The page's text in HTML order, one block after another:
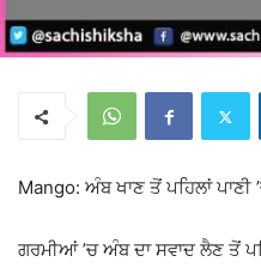
Mango: ਅੰਬ ਖਾਣ ਤੋਂ ਪਹਿਲਾਂ ਪਾਣੀ
ਗਰਮੀਆਂ ’ਚ ਅੰਬ ਦਾ ਸਵਾਦ ਲੈਣ ਤੋਂ